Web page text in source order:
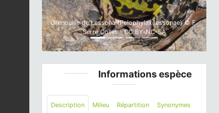
Grenouille de Lessona (Pelophylax lessonae) © F.
Serre Collet - CC BY-NC-SA
Informations espèce
Description Milieu Répartition Synonymes